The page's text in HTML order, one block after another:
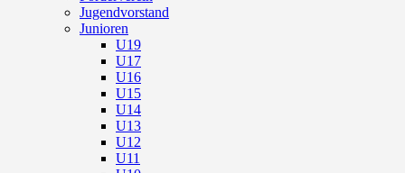
Jugendvorstand
Junioren
U19
U17
U16
U15
U14
U13
U12
U11